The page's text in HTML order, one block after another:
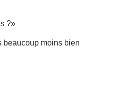
?»
beaucoup moins bien